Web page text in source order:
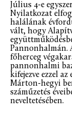
Július 4-e
Nyilatkozat
halálának
vált, hogy
Pannonhalmán.
főherceg
pannonhalmi
kifejezve ezzel
Márton-hegyi
száműzetés
neveltetésében.